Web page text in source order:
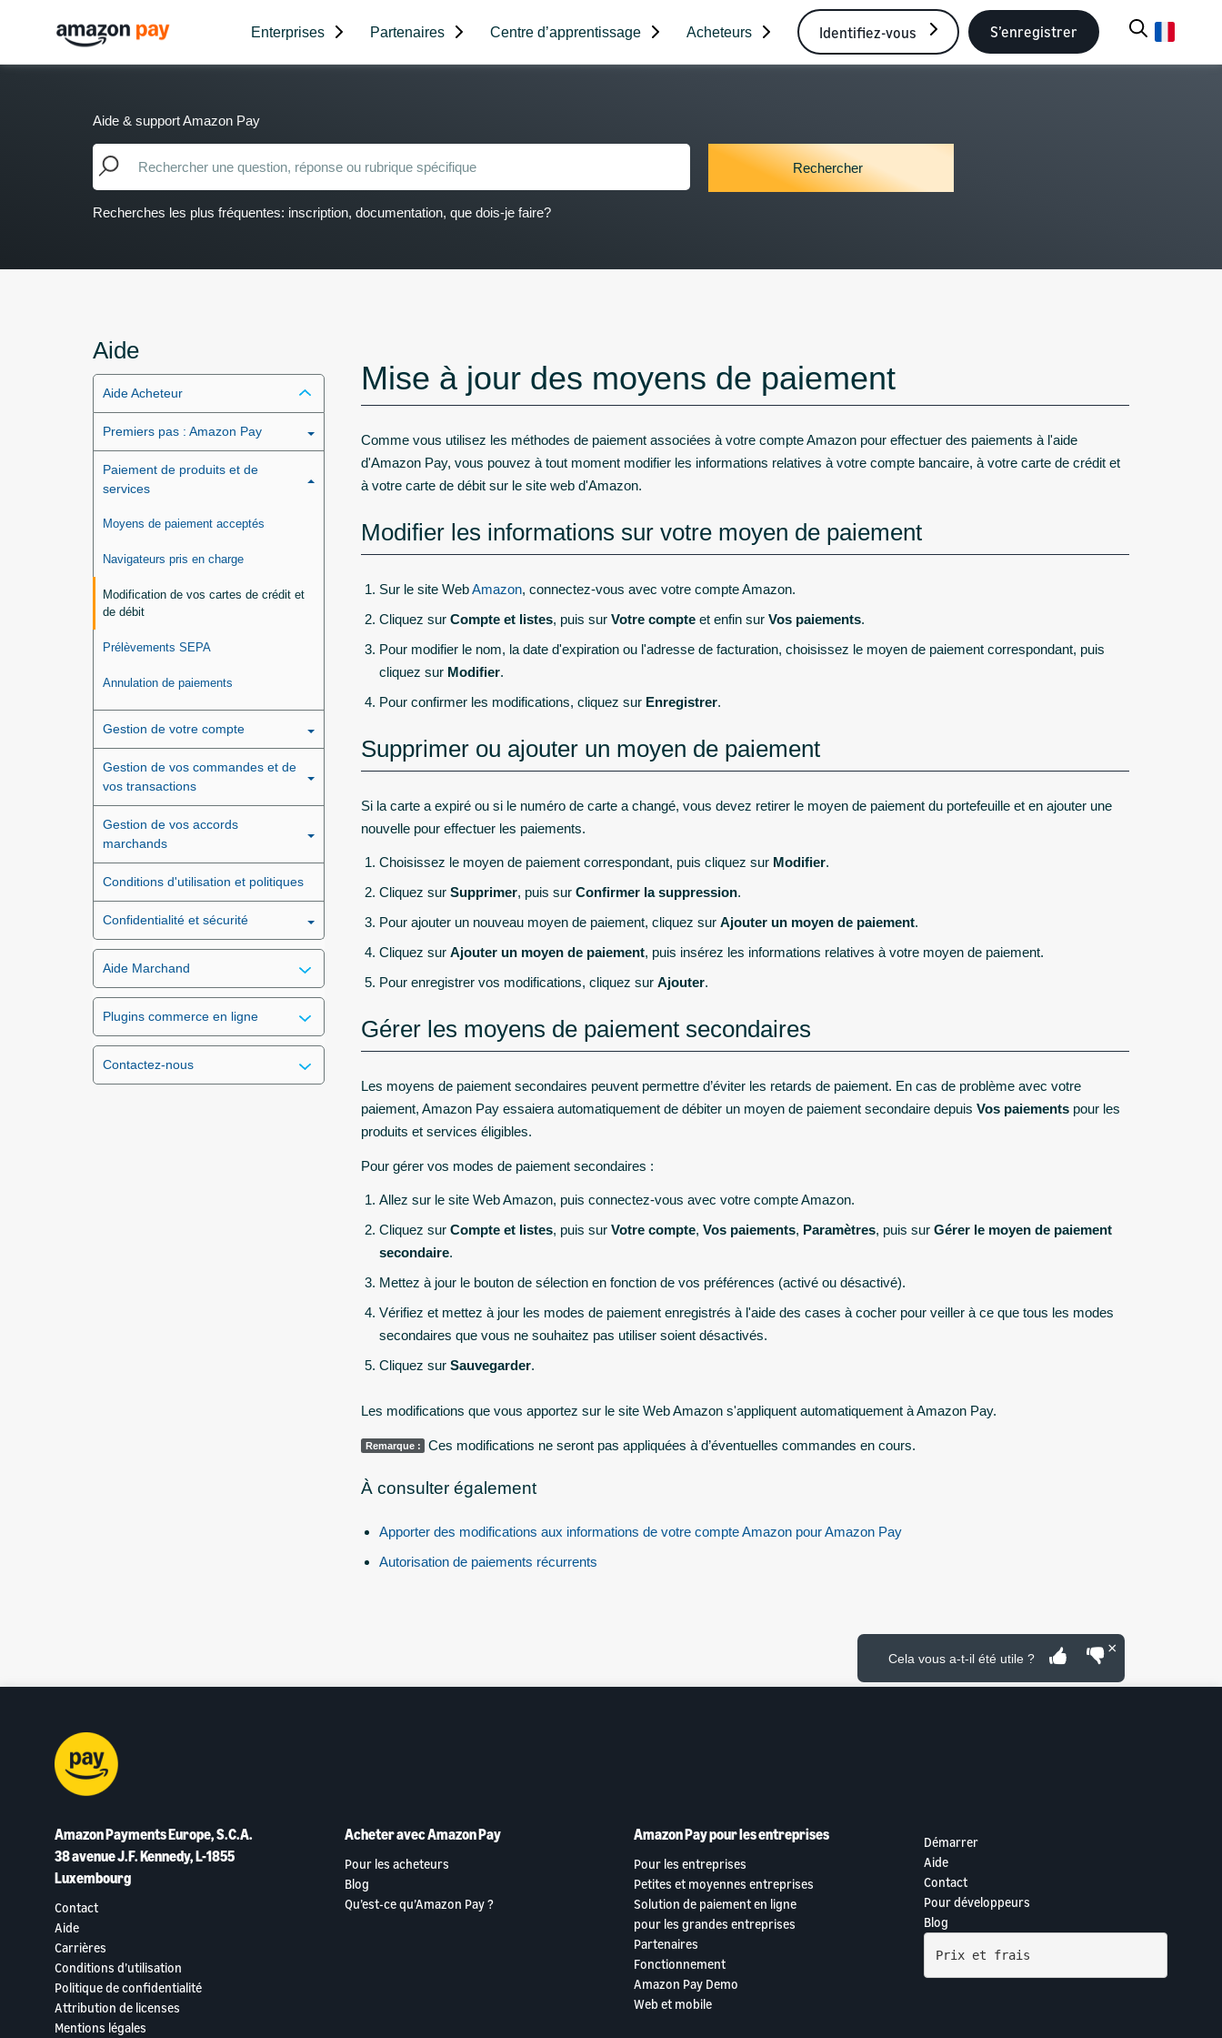
Enterprises Partenaires Centre d’apprentissage Acheteurs Identifiez-vous S’enregistrer
Aide & support Amazon Pay
Recherches les plus fréquentes: inscription, documentation, que dois-je faire?
Aide
Aide Acheteur
Premiers pas : Amazon Pay
Paiement de produits et de
services
Moyens de paiement acceptés
Navigateurs pris en charge
Modification de vos cartes de crédit et
de débit
Prélèvements SEPA
Annulation de paiements
Gestion de votre compte
Gestion de vos commandes et de
vos transactions
Gestion de vos accords
marchands
Conditions d'utilisation et politiques
Confidentialité et sécurité
Aide Marchand
Plugins commerce en ligne
Contactez-nous
Mise à jour des moyens de paiement
Comme vous utilisez les méthodes de paiement associées à votre compte Amazon pour effectuer des paiements à l'aide
d'Amazon Pay, vous pouvez à tout moment modifier les informations relatives à votre compte bancaire, à votre carte de crédit et
à votre carte de débit sur le site web d'Amazon.
Modifier les informations sur votre moyen de paiement
Sur le site WebAmazon, connectez-vous avec votre compte Amazon.
Cliquez sur Compte et listes, puis sur Votre compte et enfin sur Vos paiements.
Pour modifier le nom, la date d'expiration ou l'adresse de facturation, choisissez le moyen de paiement correspondant, puis
cliquez sur Modifier.
Pour confirmer les modifications, cliquez sur Enregistrer.
Supprimer ou ajouter un moyen de paiement
Si la carte a expiré ou si le numéro de carte a changé, vous devez retirer le moyen de paiement du portefeuille et en ajouter une
nouvelle pour effectuer les paiements.
Choisissez le moyen de paiement correspondant, puis cliquez sur Modifier.
Cliquez sur Supprimer, puis sur Confirmer la suppression.
Pour ajouter un nouveau moyen de paiement, cliquez sur Ajouter un moyen de paiement.
Cliquez sur Ajouter un moyen de paiement, puis insérez les informations relatives à votre moyen de paiement.
Pour enregistrer vos modifications, cliquez sur Ajouter.
Gérer les moyens de paiement secondaires
Les moyens de paiement secondaires peuvent permettre d’éviter les retards de paiement. En cas de problème avec votre
paiement, Amazon Pay essaiera automatiquement de débiter un moyen de paiement secondaire depuis Vos paiements pour les
produits et services éligibles.
Pour gérer vos modes de paiement secondaires :
Allez sur le site Web Amazon, puis connectez-vous avec votre compte Amazon.
Cliquez sur Compte et listes, puis sur Votre compte, Vos paiements, Paramètres, puis sur Gérer le moyen de paiement
secondaire.
Mettez à jour le bouton de sélection en fonction de vos préférences (activé ou désactivé).
Vérifiez et mettez à jour les modes de paiement enregistrés à l'aide des cases à cocher pour veiller à ce que tous les modes
secondaires que vous ne souhaitez pas utiliser soient désactivés.
Cliquez sur Sauvegarder.
Les modifications que vous apportez sur le site Web Amazon s'appliquent automatiquement à Amazon Pay.
Remarque : Ces modifications ne seront pas appliquées à d’éventuelles commandes en cours.
À consulter également
Apporter des modifications aux informations de votre compte Amazon pour Amazon Pay
Autorisation de paiements récurrents
×
Cela vous a-t-il été utile ?
Amazon Payments Europe, S.C.A.
38 avenue J.F. Kennedy, L-1855
Luxembourg
Contact
Aide
Carrières
Conditions d’utilisation
Politique de confidentialité
Attribution de licenses
Mentions légales
Acheter avec Amazon Pay
Pour les acheteurs
Blog
Qu’est-ce qu’Amazon Pay ?
Amazon Pay pour les entreprises
Pour les entreprises
Petites et moyennes entreprises
Solution de paiement en ligne
pour les grandes entreprises
Partenaires
Fonctionnement
Amazon Pay Demo
Web et mobile
Démarrer
Aide
Contact
Pour développeurs
Blog
Prix et frais